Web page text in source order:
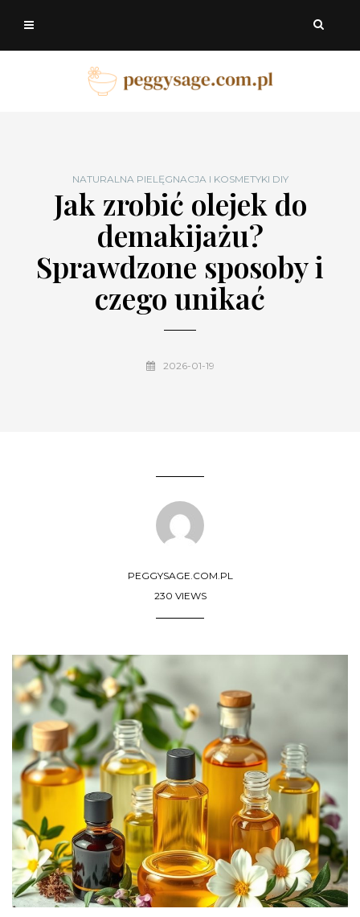
NATURALNA PIELĘGNACJA I KOSMETYKI DIY
Jak zrobić olejek do
demakijażu?
Sprawdzone sposoby i
czego unikać
2026-01-19
PEGGYSAGE.COM.PL
230 VIEWS